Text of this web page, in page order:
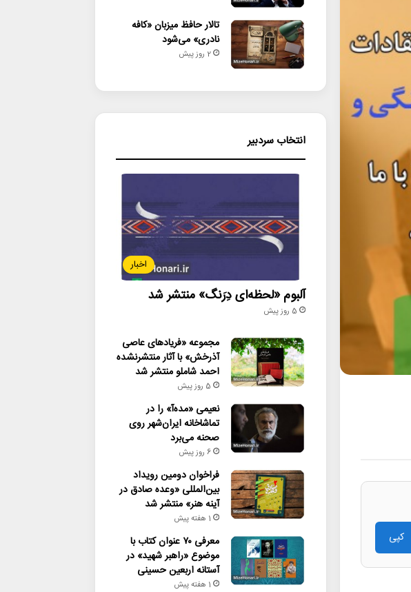
کپی
تالار حافظ میزبان «کافه
نادری» می‌شود
2 روز پیش
انتخاب سردبیر
اخبار
آلبوم «لحظه‌ای دِرَنگ» منتشر شد
5 روز پیش
مجموعه «فریادهای عاصی
آذرخش» با آثار منتشرنشده
احمد شاملو منتشر شد
5 روز پیش
نعیمی «مده‌آ» را در
تماشاخانه ایران‌شهر روی
صحنه می‌برد
6 روز پیش
فراخوان دومین رویداد
بین‌المللی «وعده صادق در
آینه هنر» منتشر شد
1 هفته پیش
معرفی ۷۰ عنوان کتاب با
موضوع «راهبر شهید» در
آستانه اربعین حسینی
1 هفته پیش